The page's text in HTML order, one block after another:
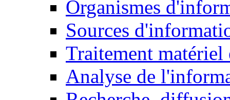
Organismes
Sources
Traitement matériel
Analyse de